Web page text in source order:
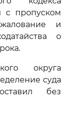
с пропуском
и
о
округа
суда
без